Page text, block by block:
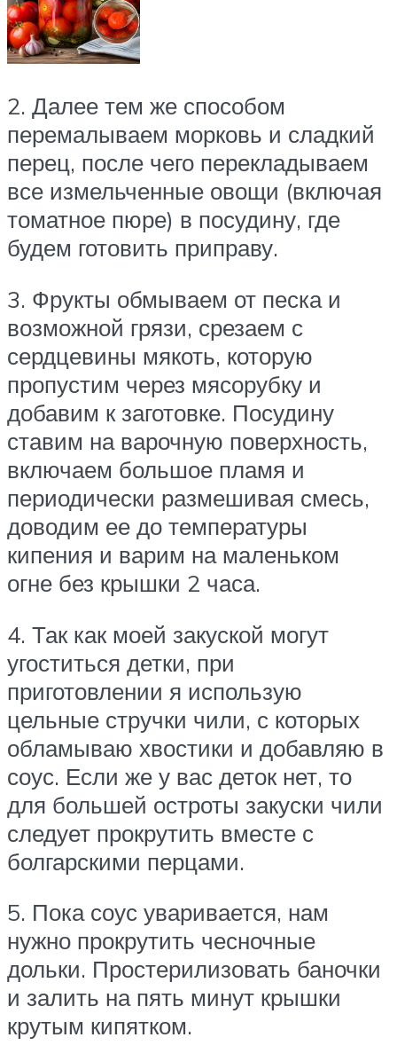
2. Далее тем же способом
перемалываем морковь и сладкий
перец, после чего перекладываем
все измельченные овощи (включая
томатное пюре) в посудину, где
будем готовить приправу.
3. Фрукты обмываем от песка и
возможной грязи, срезаем с
сердцевины мякоть, которую
пропустим через мясорубку и
добавим к заготовке. Посудину
ставим на варочную поверхность,
включаем большое пламя и
периодически размешивая смесь,
доводим ее до температуры
кипения и варим на маленьком
огне без крышки 2 часа.
4. Так как моей закуской могут
угоститься детки, при
приготовлении я использую
цельные стручки чили, с которых
обламываю хвостики и добавляю в
соус. Если же у вас деток нет, то
для большей остроты закуски чили
следует прокрутить вместе с
болгарскими перцами.
5. Пока соус уваривается, нам
нужно прокрутить чесночные
дольки. Простерилизовать баночки
и залить на пять минут крышки
крутым кипятком.